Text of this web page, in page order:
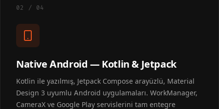
02 / 04
Native Android — Kotlin & Jetpack
Kotlin ile yazılmış, Jetpack Compose arayüzlü, Material
Design 3 uyumlu Android uygulamaları. WorkManager,
CameraX ve Google Play servislerini tam entegre